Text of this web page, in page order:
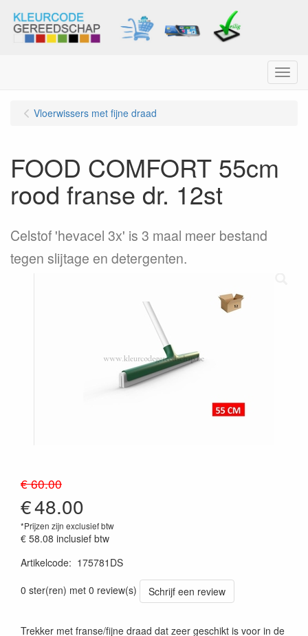
Menu
Vloerwissers met fijne draad
FOOD COMFORT 55cm
rood franse dr. 12st
Celstof 'hevacel 3x' is 3 maal meer bestand
tegen slijtage en detergenten.
€ 60.00
€48.00
*Prijzen zijn exclusief btw
€ 58.08 inclusief btw
Artikelcode: 175781DS
0 ster(ren) met 0 review(s)
Schrijf een review
Trekker met franse/fijne draad dat zeer geschikt is voor in de